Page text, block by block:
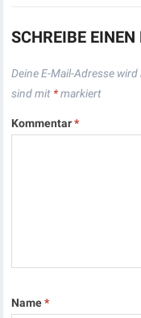
SCHREIBE
Deine E-Mail-Adresse
sind mit *markiert
Kommentar*
Name*